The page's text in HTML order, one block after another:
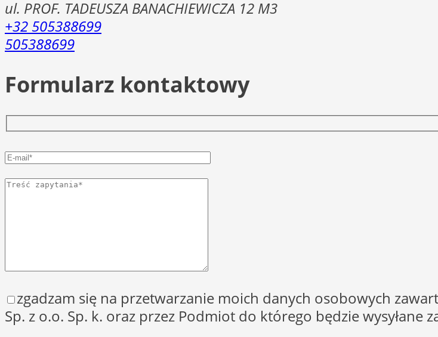
ul. PROF. TADEUSZA BANACHIEWICZA 12 M3
+32 505388699
505388699
Formularz kontaktowy
zgadzam się na przetwarzanie moich danych osobowych
Sp. z o.o. Sp. k. oraz przez Podmiot do którego będzie wysyłane